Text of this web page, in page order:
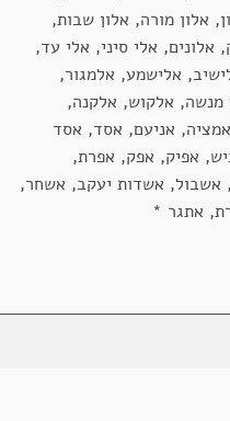
אלון מורה, אלון שבות,
אלונים, אלי סיני, אלי עד,
אלישמע, אלמגור,
מנשה, אלקוש, אלקנה,
אניעם, אסד, אסד
אפיק, אפק, אפרת,
אשבול, אשדות יעקב, אשחר,
אתגר *